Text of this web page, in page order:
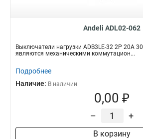
Andeli ADL02-062
Выключатели нагрузки ADB3LE-32 2P 20A
являются механическими коммутацион...
Подробнее
Наличие: В наличии
0,00 ₽
– +
В корзину